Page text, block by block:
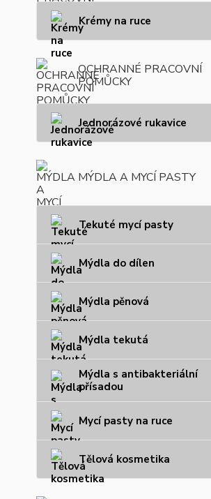
Krémy na ruce
OCHRANNÉ PRACOVNÍ
POMŮCKY
Jednorázové rukavice
MÝDLA A MYCÍ PASTY
Tekuté mycí pasty
Mýdla do dílen
Mýdla pěnová
Mýdla tekutá
Mýdla s antibakteriální
přísadou
Mycí pasty na ruce
Tělová kosmetika